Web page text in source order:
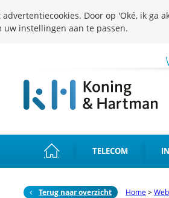
TELECOM
Terug naar overzicht Home>
Door op 'Oké, ik ga
instellingen aan te passen.